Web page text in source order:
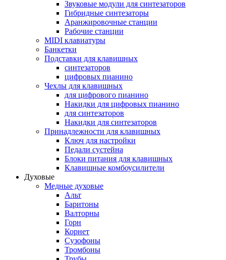
Звуковые модули для синтезаторов
Гибридные синтезаторы
Аранжировочные станции
Рабочие станции
MIDI клавиатуры
Банкетки
Подставки для клавишных
синтезаторов
цифровых пианино
Чехлы для клавишных
для цифрового пианино
Накидки для цифровых пианино
для синтезаторов
Накидки для синтезаторов
Принадлежности для клавишных
Ключ для настройки
Педали сустейна
Блоки питания для клавишных
Клавишные комбоусилители
Духовые
Медные духовые
Альт
Баритоны
Валторны
Горн
Корнет
Сузофоны
Тромбоны